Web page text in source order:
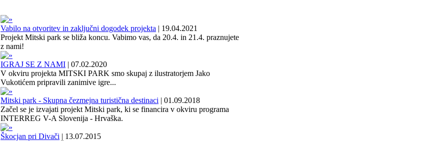
Vabilo na otvoritev in zaključni dogodek projekta | 19.04.2021
Projekt Mitski park se bliža koncu. Vabimo vas, da 20.4. in 21.4. praznujete
z nami!
IGRAJ SE Z NAMI | 07.02.2020
V okviru projekta MITSKI PARK smo skupaj z ilustratorjem Jako
Vukotićem pripravili zanimive igre...
Mitski park - Skupna čezmejna turistična destinaci | 01.09.2018
Začel se je izvajati projekt Mitski park, ki se financira v okviru programa
INTERREG V-A Slovenija - Hrvaška.
Škocjan pri Divači | 13.07.2015